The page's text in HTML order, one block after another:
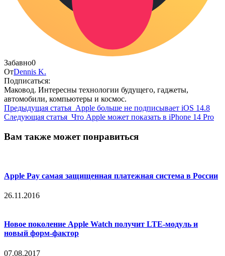
Забавно0
ОтDennis K.
Подписаться:
Маковод. Интересны технологии будущего, гаджеты,
автомобили, компьютеры и космос.
Предыдущая статья Apple больше не подписывает iOS 14.8
Следующая статья Что Apple может показать в iPhone 14 Pro
Вам также может понравиться
Apple Pay самая защищенная платежная система в России
26.11.2016
Новое поколение Apple Watch получит LTE-модуль и
новый форм-фактор
07.08.2017